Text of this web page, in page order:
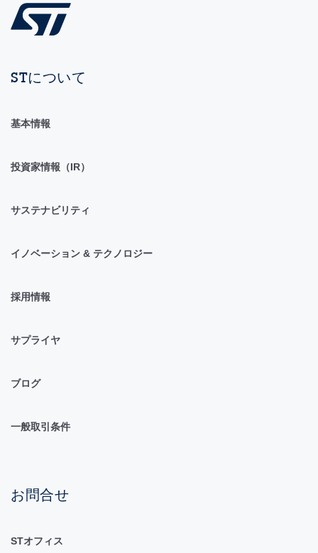
STについて
基本情報
投資家情報（IR）
サステナビリティ
イノベーション & テクノロジー
採用情報
サプライヤ
ブログ
一般取引条件
お問合せ
STオフィス